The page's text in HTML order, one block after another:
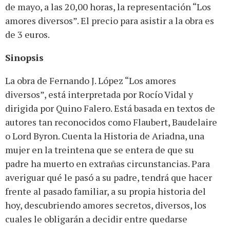
de mayo, a las 20,00 horas, la representación “Los
amores diversos”. El precio para asistir a la obra es
de 3 euros.
Sinopsis
La obra de Fernando J. López “Los amores
diversos”, está interpretada por Rocío Vidal y
dirigida por Quino Falero. Está basada en textos de
autores tan reconocidos como Flaubert, Baudelaire
o Lord Byron. Cuenta la Historia de Ariadna, una
mujer en la treintena que se entera de que su
padre ha muerto en extrañas circunstancias. Para
averiguar qué le pasó a su padre, tendrá que hacer
frente al pasado familiar, a su propia historia del
hoy, descubriendo amores secretos, diversos, los
cuales le obligarán a decidir entre quedarse